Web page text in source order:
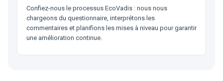
Confiez-nous le processus EcoVadis : nous nous
chargeons du questionnaire, interprétons les
commentaires et planifions les mises à niveau pour garantir
une amélioration continue.